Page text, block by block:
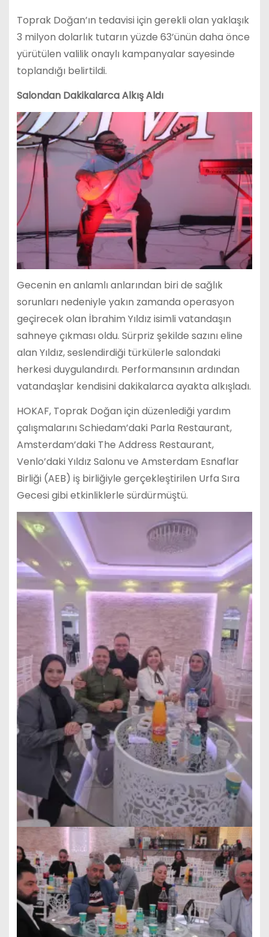
Toprak Doğan’ın tedavisi için gerekli olan yaklaşık
3 milyon dolarlık tutarın yüzde 63’ünün daha önce
yürütülen valilik onaylı kampanyalar sayesinde
toplandığı belirtildi.
Salondan Dakikalarca Alkış Aldı
Gecenin en anlamlı anlarından biri de sağlık
sorunları nedeniyle yakın zamanda operasyon
geçirecek olan İbrahim Yıldız isimli vatandaşın
sahneye çıkması oldu. Sürpriz şekilde sazını eline
alan Yıldız, seslendirdiği türkülerle salondaki
herkesi duygulandırdı. Performansının ardından
vatandaşlar kendisini dakikalarca ayakta alkışladı.
HOKAF, Toprak Doğan için düzenlediği yardım
çalışmalarını Schiedam’daki Parla Restaurant,
Amsterdam’daki The Address Restaurant,
Venlo’daki Yıldız Salonu ve Amsterdam Esnaflar
Birliği (AEB) iş birliğiyle gerçekleştirilen Urfa Sıra
Gecesi gibi etkinliklerle sürdürmüştü.